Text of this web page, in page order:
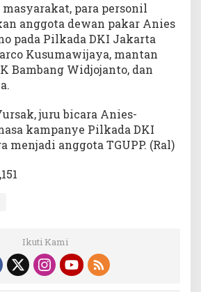
para personil
anggota dewan pakar Anies
pada Pilkada DKI Jakarta
Kusumawijaya, mantan
Bambang Widjojanto, dan
juru bicara Anies-
kampanye Pilkada DKI
menjadi anggota TGUPP. (Ral)
Ikuti Kami